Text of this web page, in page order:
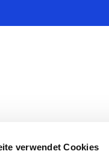
verwendet Cookies